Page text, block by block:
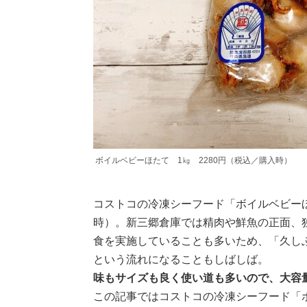
ボイルベビーほたて 1㎏ 2280円（税込／購入時）
コストコの冷凍シーフード「ボイルベビ
時）。新三郷倉庫では精肉や鮮魚の正面
食を実施していることも多いため、「久
という流れになることもしばしば。
味もサイズも良く使い道も多いので、大
この記事ではコストコの冷凍シーフード